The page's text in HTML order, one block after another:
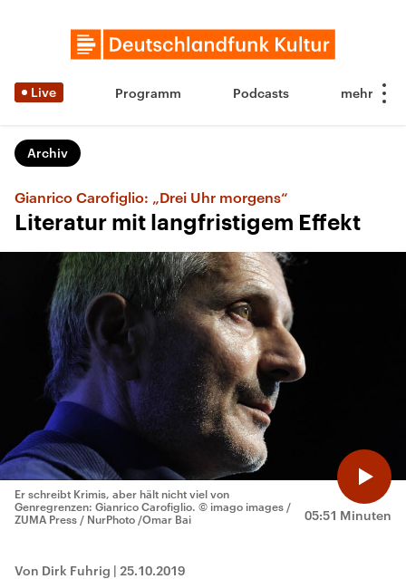
Live Programm Podcasts
Archiv
Gianrico Carofiglio: „Drei Uhr morgens“
Literatur mit langfristigem Effekt
05:51 Minuten
Er schreibt Krimis, aber hält nicht viel von
Genregrenzen: Gianrico Carofiglio. © imago images /
ZUMA Press / NurPhoto /Omar Bai
Von Dirk Fuhrig | 25.10.2019